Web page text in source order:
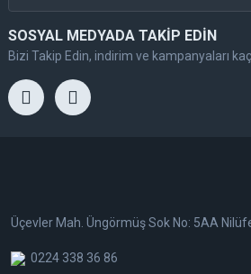
SOSYAL MEDYADA TAKİP EDİN
Bizi Takip Edin, indirim ve kampanyaları
Üçevler Mah. Üngörmüş Sok No: 5AA
0224 338 36 86